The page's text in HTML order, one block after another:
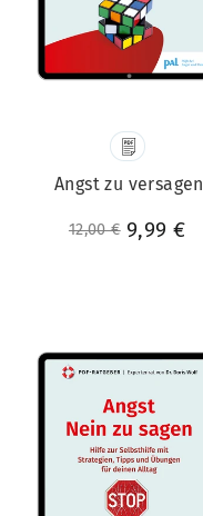
Angst zu versagen
Normaler Preis
12,00 €
Sonderpreis
9,99 €